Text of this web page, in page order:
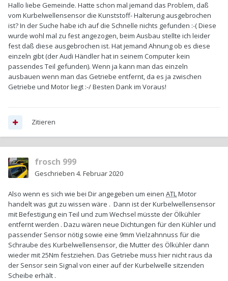
Hallo liebe Gemeinde. Hatte schon mal jemand das Problem, daß
vom Kurbelwellensensor die Kunststoff- Halterung ausgebrochen
ist? In der Suche habe ich auf die Schnelle nichts gefunden :-(Diese
wurde wohl mal zu fest angezogen, beim Ausbau stellte ich leider
fest daß diese ausgebrochen ist. Hat jemand Ahnung ob es diese
einzeln gibt (der Audi Händler hat in seinem Computer kein
passendes Teil gefunden). Wenn ja kann man das einzeln
ausbauen wenn man das Getriebe entfernt, da es ja zwischen
Getriebe und Motor liegt :-/ Besten Dank im Voraus!
Zitieren
frosch 999
Geschrieben 4. Februar 2020
Also wenn es sich wie bei Dir angegeben um einen ATLMotor
handelt was gut zu wissen wäre . Dann ist der Kurbelwellensensor
mit Befestigung ein Teil und zum Wechsel müsste der Ölkühler
entfernt werden . Dazu wären neue Dichtungen für den Kühler und
passender Sensor nötig sowie eine 9mm Vielzahnnuss für die
Schraube des Kurbelwellensensor, die Mutter des Ölkühler dann
wieder mit 25Nm festziehen. Das Getriebe muss hier nicht raus da
der Sensor sein Signal von einer auf der Kurbelwelle sitzenden
Scheibe erhält .